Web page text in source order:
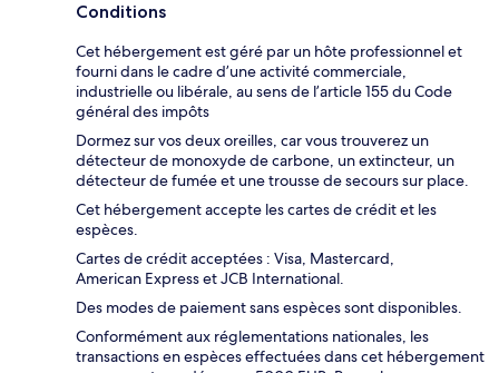
Conditions
Cet hébergement est géré par un hôte professionnel et
fourni dans le cadre d’une activité commerciale,
industrielle ou libérale, au sens de l’article 155 du Code
général des impôts
Dormez sur vos deux oreilles, car vous trouverez un
détecteur de monoxyde de carbone, un extincteur, un
détecteur de fumée et une trousse de secours sur place.
Cet hébergement accepte les cartes de crédit et les
espèces.
Cartes de crédit acceptées : Visa, Mastercard,
American Express et JCB International.
Des modes de paiement sans espèces sont disponibles.
Conformément aux réglementations nationales, les
transactions en espèces effectuées dans cet hébergement